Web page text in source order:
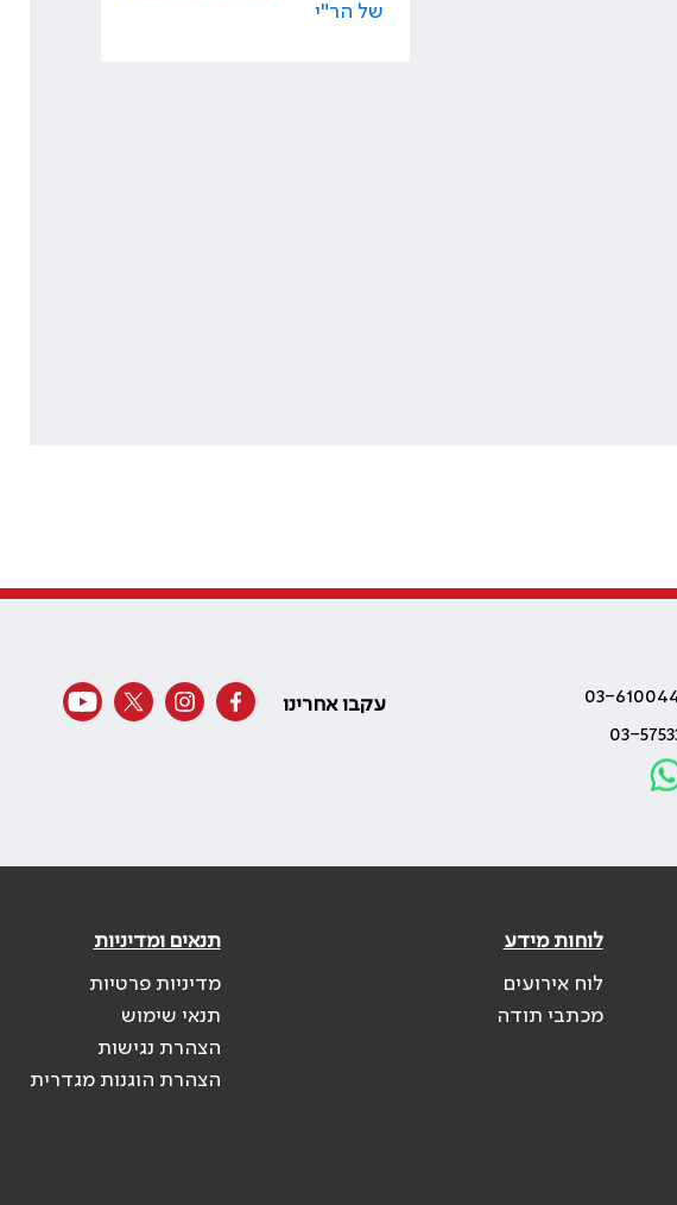
של הר"י
עקבו אחרינו
לוחות מידע
לוח אירועים
מכתבי תודה
תנאים ומדיניות
מדיניות פרטיות
תנאי שימוש
הצהרת נגישות
הצהרת הוגנות מגדרית